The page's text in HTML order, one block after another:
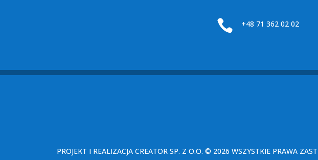
 +48 71 362 02 02
PROJEKT I REALIZACJA CREATOR SP. Z O.O. © 2026 WSZYSTKIE PRAWA